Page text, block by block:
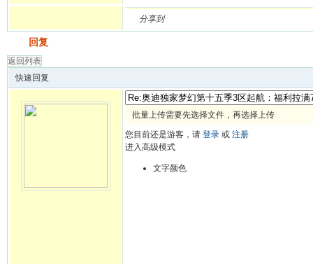
分享到
回复
返回列表
快速回复
批量上传需要先选择文件，再选择上传
您目前还是游客，请 登录 或 注册
进入高级模式
文字颜色